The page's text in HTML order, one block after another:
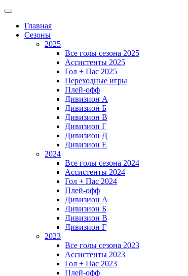
Главная
Сезоны
2025
Все голы сезона 2025
Ассистенты 2025
Гол + Пас 2025
Переходные игры
Плей-офф
Дивизион A
Дивизион Б
Дивизион В
Дивизион Г
Дивизион Д
Дивизион Е
2024
Все голы сезона 2024
Ассистенты 2024
Гол + Пас 2024
Плей-офф
Дивизион A
Дивизион Б
Дивизион В
Дивизион Г
2023
Все голы сезона 2023
Ассистенты 2023
Гол + Пас 2023
Плей-офф